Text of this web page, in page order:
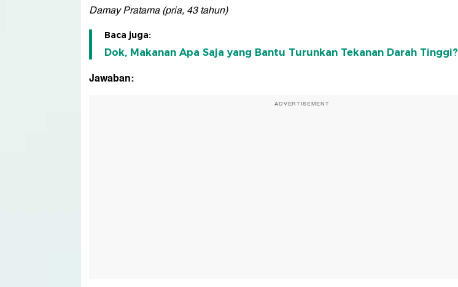
Damay Pratama (pria, 43 tahun)
Baca juga:
Dok, Makanan Apa Saja yang Bantu Turunkan Tekanan Darah Tinggi?
Jawaban:
ADVERTISEMENT